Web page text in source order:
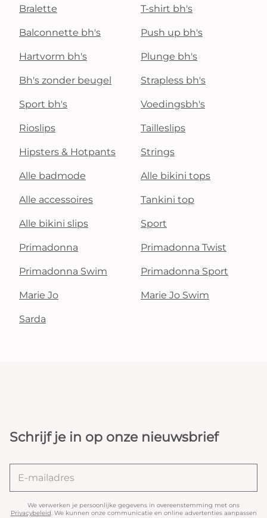
Bralette T-shirt bh's
Balconnette bh's Push up bh's
Hartvorm bh's Plunge bh's
Bh's zonder beugel Strapless bh's
Sport bh's Voedingsbh's
Rioslips Tailleslips
Hipsters & Hotpants Strings
Alle badmode Alle bikini tops
Alle accessoires Tankini top
Alle bikini slips Sport
Primadonna Primadonna Twist
Primadonna Swim Primadonna Sport
Marie Jo Marie Jo Swim
Sarda
Schrijf je in op onze nieuwsbrief
We verwerken je persoonlijke gegevens in overeenstemming met ons
Privacybeleid. We kunnen onze communicatie en online advertenties aanpassen